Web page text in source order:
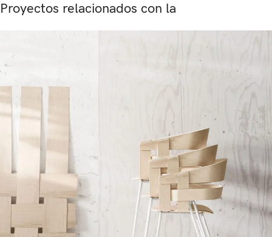
Proyectos relacionados con la